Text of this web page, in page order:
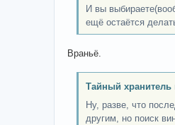
И вы
ещё остаётся
Враньё.
Тайный хранитель
Ну, разве, что
другим, но поиск